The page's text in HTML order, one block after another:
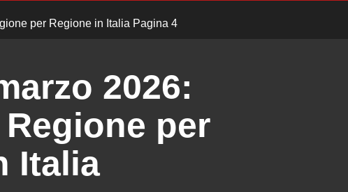
per Regione in Italia Pagina 4
2026:
per
Italia